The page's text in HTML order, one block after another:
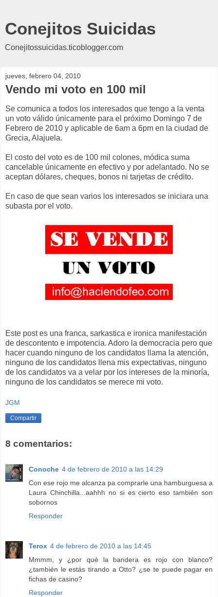
Conejitos Suicidas
Conejitossuicidas.ticoblogger.com
jueves, febrero 04, 2010
Vendo mi voto en 100 mil
Se comunica a todos los interesados que tengo a la venta
un voto válido únicamente para el próximo Domingo 7 de
Febrero de 2010 y aplicable de 6am a 6pm en la ciudad de
Grecia, Alajuela.
El costo del voto es de 100 mil colones, módica suma
cancelable únicamente en efectivo y por adelantado. No se
aceptan dólares, cheques, bonos ni tarjetas de crédito.
En caso de que sean varios los interesados se iniciara una
subasta por el voto.
Este post es una franca, sarkastica e ironica manifestación
de descontento e impotencia. Adoro la democracia pero que
hacer cuando ninguno de los candidatos llama la atención,
ninguno de los candidatos llena mis expectativas, ninguno
de los candidatos va a velar por los intereses de la minoría,
ninguno de los candidatos se merece mi voto.
JGM
Compartir
8 comentarios:
Conoche 4 de febrero de 2010 a las 14:29
Con ese rojo me alcanza pa comprarle una hamburguesa a
Laura Chinchilla...aahhh no si es cierto eso también son
sobornos
Responder
Terox 4 de febrero de 2010 a las 14:45
Mmmm, y ¿por qué la bandera es rojo con blanco?
¿también le estás tirando a Otto? ¿se te puede pagar en
fichas de casino?
Responder